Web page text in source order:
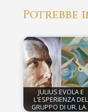
Potrebbe
JULIUS EVOLA E
L'ESPERIENZA DEL
GRUPPO DI UR.